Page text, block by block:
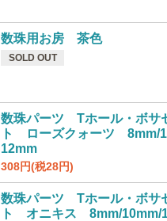
数珠用お房 茶色
SOLD OUT
数珠パーツ Tホール・ボサ
ト ローズクォーツ 8mm/
12mm
308円(税28円)
数珠パーツ Tホール・ボサ
ト オニキス 8mm/10mm/